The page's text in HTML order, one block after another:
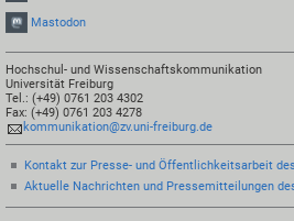
Mastodon
Hochschul- und Wissenschaftskommunikation
Universität Freiburg
Tel.: (+49) 0761 203 4302
Fax: (+49) 0761 203 4278
kommunikation@zv.uni-freiburg.de
Kontakt zur Presse- und Öffentlichkeitsarbeit
Aktuelle Nachrichten und Pressemitteilungen